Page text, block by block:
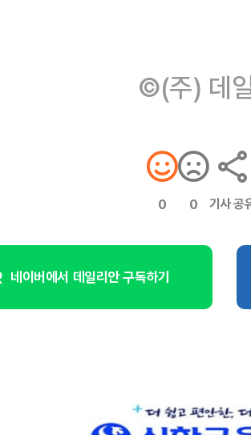
©(주) 데
0 0 기사 공
네이버에서 데일리안 구독하기